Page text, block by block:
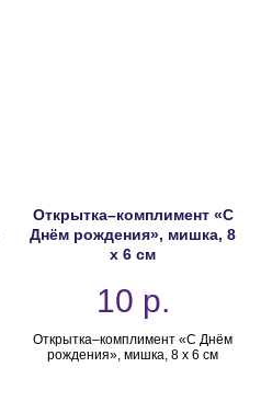
Открытка–комплимент «С
Днём рождения», мишка, 8
х 6 см
10 р.
Открытка–комплимент «С Днём
рождения», мишка, 8 х 6 см